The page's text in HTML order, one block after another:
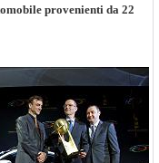
provenienti da 22